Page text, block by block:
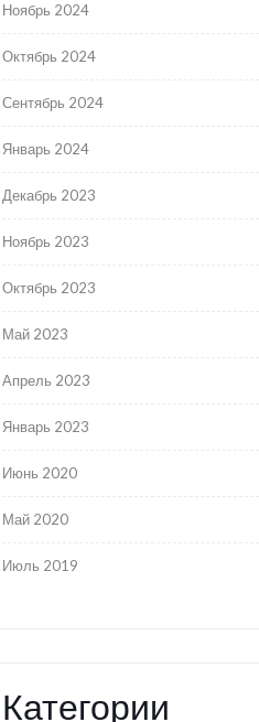
Ноябрь 2024
Октябрь 2024
Сентябрь 2024
Январь 2024
Декабрь 2023
Ноябрь 2023
Октябрь 2023
Май 2023
Апрель 2023
Январь 2023
Июнь 2020
Май 2020
Июль 2019
Категории